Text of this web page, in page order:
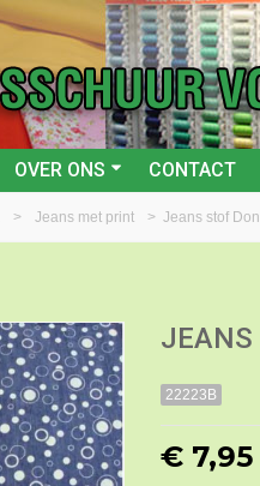
OVER ONS CONTACT
> Jeans met print > Jeans stof
JEANS
22223B
€ 7,95